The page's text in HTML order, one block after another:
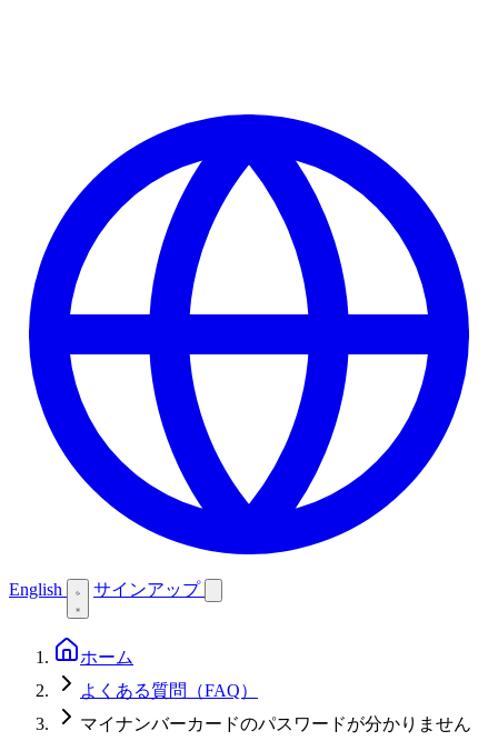
English サインアップ
ホーム
よくある質問（FAQ）
マイナンバーカードのパスワードが分かりません